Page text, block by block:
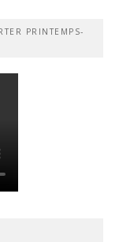
PRINTEMPS-